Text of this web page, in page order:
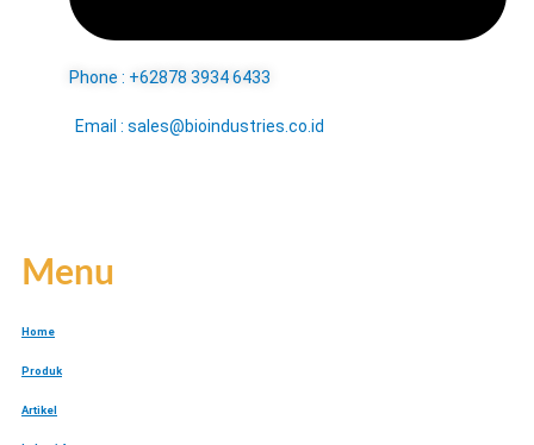
Phone : +62878 3934 6433
Email : sales@bioindustries.co.id
Menu
Home
Produk
Artikel